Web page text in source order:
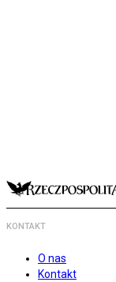
KONTAKT
O nas
Kontakt